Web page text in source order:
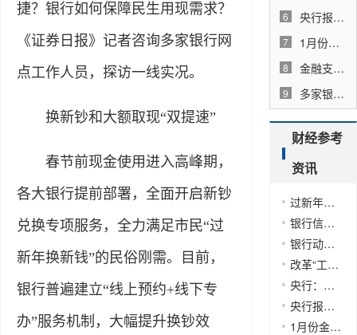
捷？银行如何保障民生用现需求？
《证券日报》记者咨询多家银行网
点工作人员，探访一线实况。
换新钞和大额取现“双提速”
春节前现金使用进入高峰期，
各大银行提前部署，全面开启新钞
兑换专项服务，全力满足市民“过
新年换新钱”的民俗刚需。目前，
银行普遍建立“线上预约+线下专
办”服务机制，大幅提升换钞效
6 央行报告重申“适度宽松” 降准降息仍有空间
7 1月份金融数据前瞻：新增人民币贷款、社融环比或多增
8 金融支持消费重在精准落地
9 多家银行上调动账短信通知门槛
财经参考
资讯
过新年换新钱 银行从“保供应”到“精准服务”
银行信贷需进一步找准方向
银行动账短信收费模式开启：减扰还是增效
改革“工具箱”持续丰富 村镇银行整合进程料提速
央行：引导银行稳固信贷支持力度
央行报告重申“适度宽松” 降准降息仍有空间
1月份金融数据前瞻：新增人民币贷款、社融环比或多增